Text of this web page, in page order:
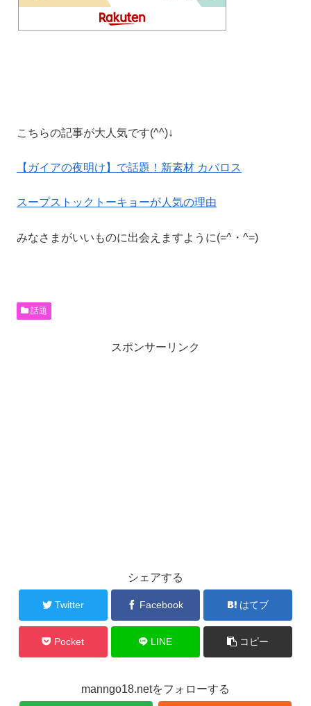
こちらの記事が大人気です(^^)↓
【ガイアの夜明け】で話題！新素材 カバロス
スープストックトーキョーが人気の理由
みなさまがいいものに出会えますように(=^・^=)
話題
スポンサーリンク
シェアする
Twitter Facebook はてブ
Pocket LINE コピー
manngo18.netをフォローする